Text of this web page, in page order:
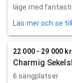
läge med
Läs mer och se
22 000 - 29 000
Charmig
6 sängplatser